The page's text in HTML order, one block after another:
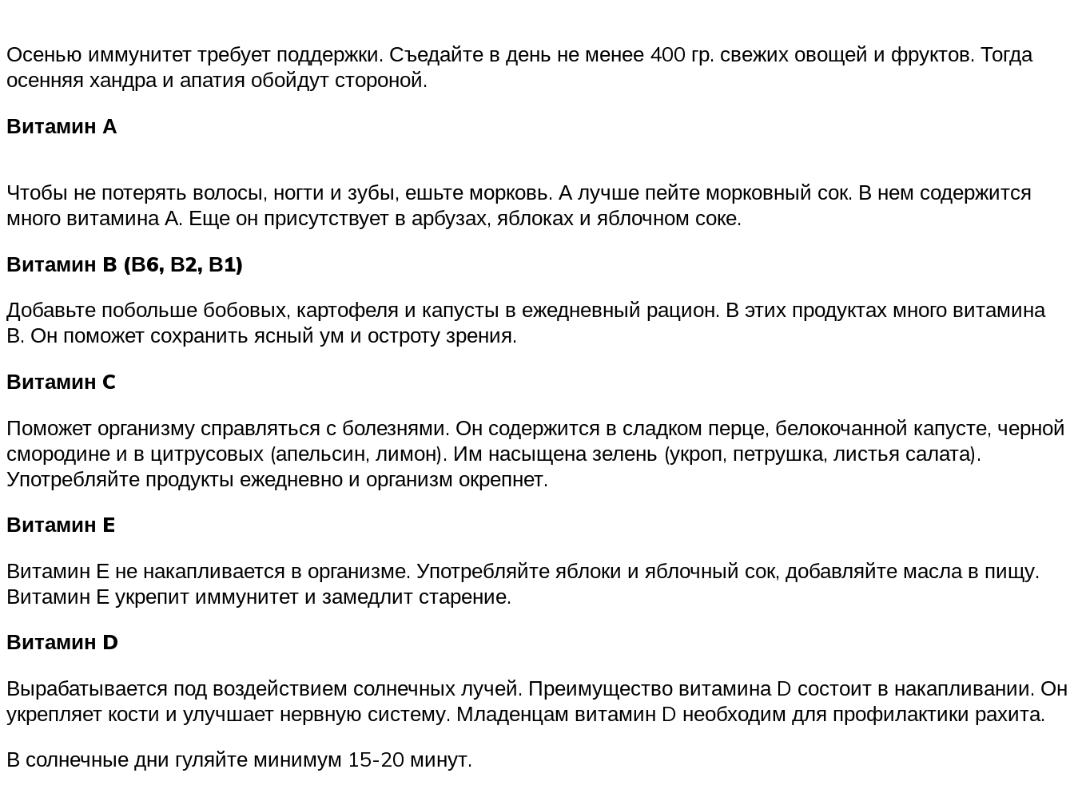
Осенью иммунитет требует поддержки. Съедайте в день не менее 400 гр. свежих овощей и фруктов. Тогда
осенняя хандра и апатия обойдут стороной.
Витамин А
Чтобы не потерять волосы, ногти и зубы, ешьте морковь. А лучше пейте морковный сок. В нем содержится
много витамина А. Еще он присутствует в арбузах, яблоках и яблочном соке.
Витамин B (В6, В2, В1)
Добавьте побольше бобовых, картофеля и капусты в ежедневный рацион. В этих продуктах много витамина
В. Он поможет сохранить ясный ум и остроту зрения.
Витамин C
Поможет организму справляться с болезнями. Он содержится в сладком перце, белокочанной капусте, черной
смородине и в цитрусовых (апельсин, лимон). Им насыщена зелень (укроп, петрушка, листья салата).
Употребляйте продукты ежедневно и организм окрепнет.
Витамин E
Витамин Е не накапливается в организме. Употребляйте яблоки и яблочный сок, добавляйте масла в пищу.
Витамин Е укрепит иммунитет и замедлит старение.
Витамин D
Вырабатывается под воздействием солнечных лучей. Преимущество витамина D состоит в накапливании. Он
укрепляет кости и улучшает нервную систему. Младенцам витамин D необходим для профилактики рахита.
В солнечные дни гуляйте минимум 15-20 минут.